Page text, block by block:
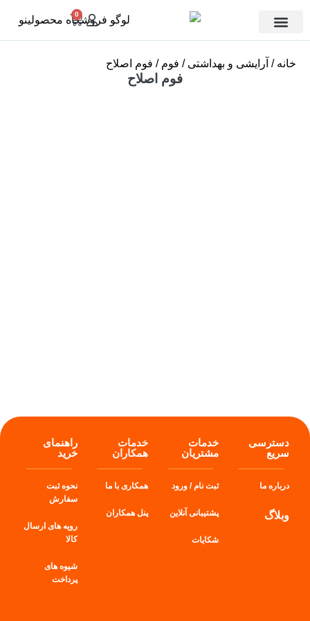
0
خانه آرایشی و بهداشتی فوم فوم اصلاح
فوم اصلاح
دسترسی
سریع
درباره ما
وبلاگ
خدمات
مشتریان
ثبت نام / ورود
پشتیبانی آنلاین
شکایات
خدمات
همکاران
همکاری با ما
پنل همکاران
راهنمای
خرید
نحوه ثبت
سفارش
رویه های ارسال
کالا
شیوه های
پرداخت